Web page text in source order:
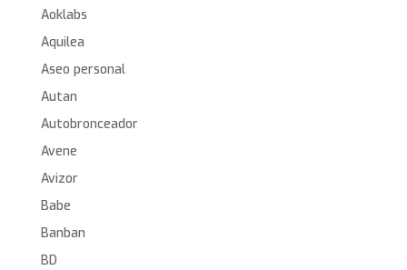
Aoklabs
Aquilea
Aseo personal
Autan
Autobronceador
Avene
Avizor
Babe
Banban
BD